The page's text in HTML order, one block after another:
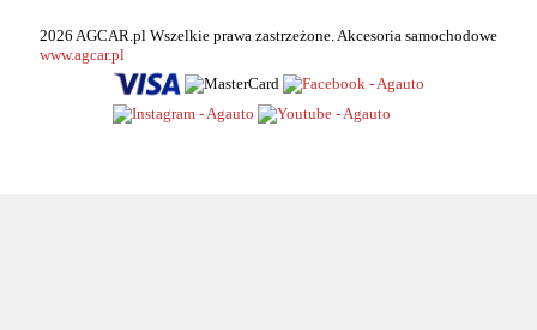
2026 AGCAR.pl Wszelkie prawa zastrzeżone. Akcesoria samochodowe
www.agcar.pl